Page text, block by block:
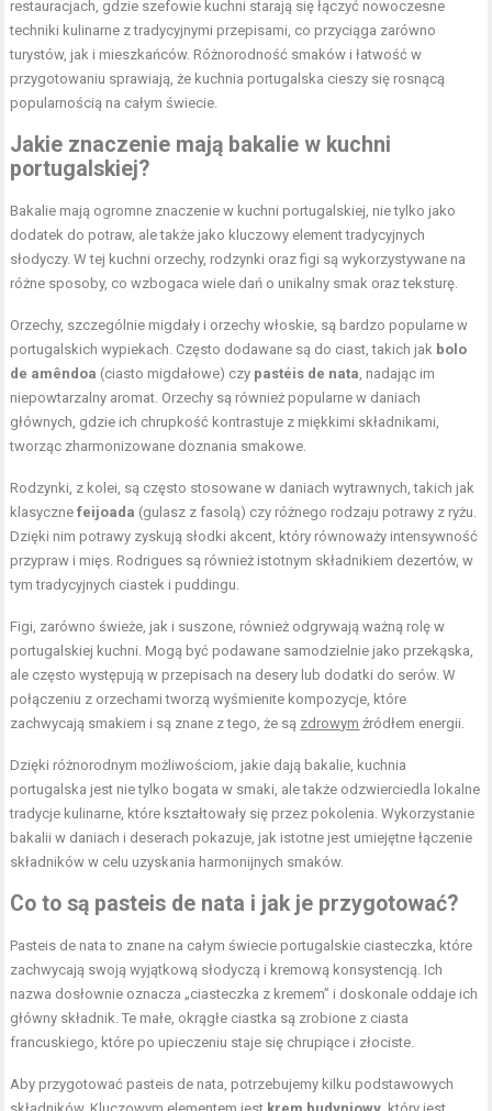
restauracjach, gdzie szefowie kuchni starają się łączyć nowoczesne
techniki kulinarne z tradycyjnymi przepisami, co przyciąga zarówno
turystów, jak i mieszkańców. Różnorodność smaków i łatwość w
przygotowaniu sprawiają, że kuchnia portugalska cieszy się rosnącą
popularnością na całym świecie.
Jakie znaczenie mają bakalie w kuchni
portugalskiej?
Bakalie mają ogromne znaczenie w kuchni portugalskiej, nie tylko jako
dodatek do potraw, ale także jako kluczowy element tradycyjnych
słodyczy. W tej kuchni orzechy, rodzynki oraz figi są wykorzystywane na
różne sposoby, co wzbogaca wiele dań o unikalny smak oraz teksturę.
Orzechy, szczególnie migdały i orzechy włoskie, są bardzo popularne w
portugalskich wypiekach. Często dodawane są do ciast, takich jak bolo
de amêndoa (ciasto migdałowe) czy pastéis de nata, nadając im
niepowtarzalny aromat. Orzechy są również popularne w daniach
głównych, gdzie ich chrupkość kontrastuje z miękkimi składnikami,
tworząc zharmonizowane doznania smakowe.
Rodzynki, z kolei, są często stosowane w daniach wytrawnych, takich jak
klasycznefeijoada (gulasz z fasolą) czy różnego rodzaju potrawy z ryżu.
Dzięki nim potrawy zyskują słodki akcent, który równoważy intensywność
przypraw i mięs. Rodrigues są również istotnym składnikiem dezertów, w
tym tradycyjnych ciastek i puddingu.
Figi, zarówno świeże, jak i suszone, również odgrywają ważną rolę w
portugalskiej kuchni. Mogą być podawane samodzielnie jako przekąska,
ale często występują w przepisach na desery lub dodatki do serów. W
połączeniu z orzechami tworzą wyśmienite kompozycje, które
zachwycają smakiem i są znane z tego, że są zdrowym źródłem energii.
Dzięki różnorodnym możliwościom, jakie dają bakalie, kuchnia
portugalska jest nie tylko bogata w smaki, ale także odzwierciedla lokalne
tradycje kulinarne, które kształtowały się przez pokolenia. Wykorzystanie
bakalii w daniach i deserach pokazuje, jak istotne jest umiejętne łączenie
składników w celu uzyskania harmonijnych smaków.
Co to są pasteis de nata i jak je przygotować?
Pasteis de nata to znane na całym świecie portugalskie ciasteczka, które
zachwycają swoją wyjątkową słodyczą i kremową konsystencją. Ich
nazwa dosłownie oznacza „ciasteczka z kremem” i doskonale oddaje ich
główny składnik. Te małe, okrągłe ciastka są zrobione z ciasta
francuskiego, które po upieczeniu staje się chrupiące i złociste.
Aby przygotować pasteis de nata, potrzebujemy kilku podstawowych